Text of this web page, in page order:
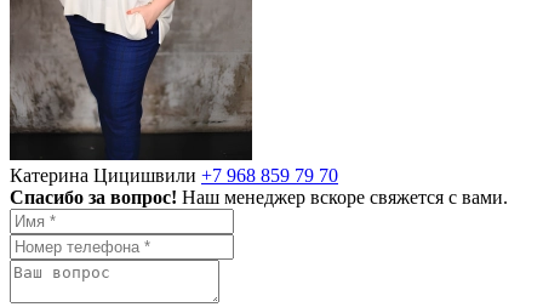
Катерина Цицишвили +7 968 859 79 70
Спасибо за вопрос! Наш менеджер вскоре свяжется с вами.